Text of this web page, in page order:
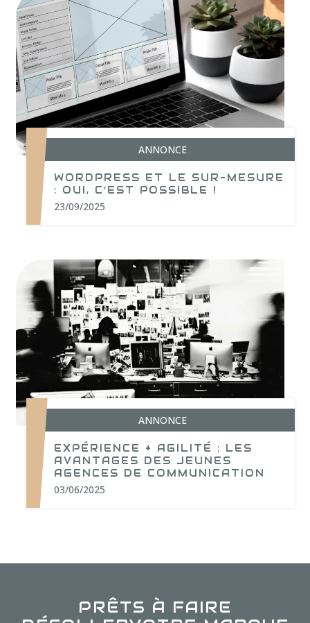
ANNONCE
WORDPRESS ET LE SUR-MESURE
: OUI, C’EST POSSIBLE !
23/09/2025
ANNONCE
EXPÉRIENCE + AGILITÉ : LES
AVANTAGES DES JEUNES
AGENCES DE COMMUNICATION
03/06/2025
PRÊTS À FAIRE